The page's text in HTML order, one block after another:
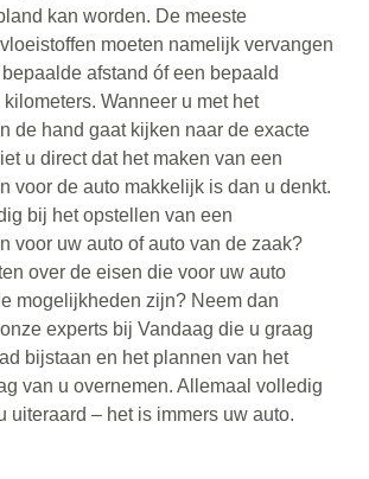
kan worden. De meeste
moeten namelijk vervangen
afstand óf een bepaald
Wanneer u met het
de hand gaat kijken naar de exacte
u direct dat het maken van een
voor de auto makkelijk is dan u denkt.
bij het opstellen van een
voor uw auto of auto van de zaak?
over de eisen die voor uw auto
mogelijkheden zijn? Neem dan
experts bij Vandaag die u graag
bijstaan en het plannen van het
van u overnemen. Allemaal volledig
uiteraard – het is immers uw auto.